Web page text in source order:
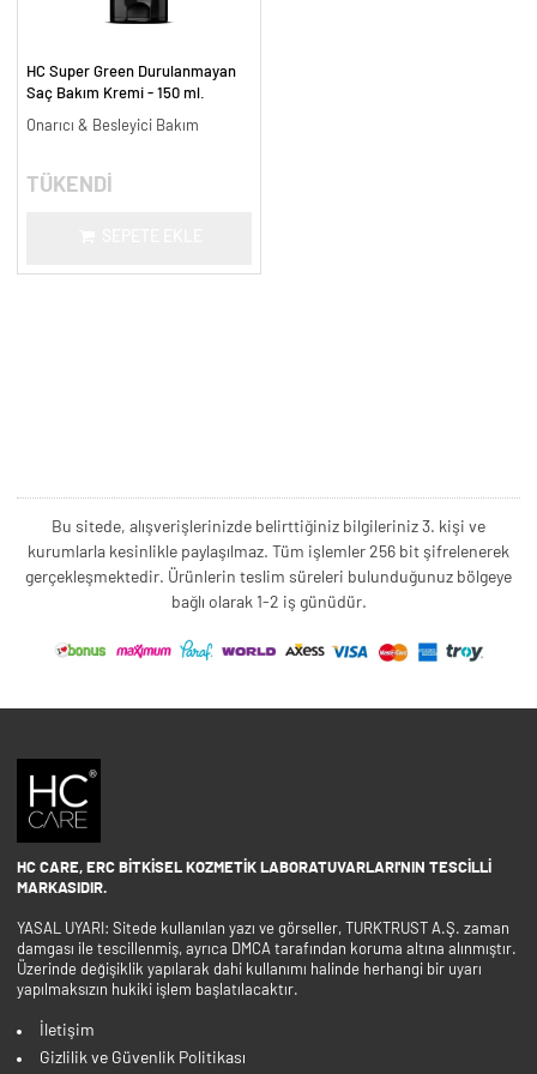
HC Super Green Durulanmayan
Saç Bakım Kremi - 150 ml.
Onarıcı & Besleyici Bakım
TÜKENDİ
Bu sitede, alışverişlerinizde belirttiğiniz bilgileriniz 3. kişi ve
kurumlarla kesinlikle paylaşılmaz. Tüm işlemler 256 bit şifrelenerek
gerçekleşmektedir. Ürünlerin teslim süreleri bulunduğunuz bölgeye
bağlı olarak 1-2 iş günüdür.
HC CARE, ERC BITKISEL KOZMETIK LABORATUVARLARI'NIN TESCILLI
MARKASIDIR.
YASAL UYARI: Sitede kullanılan yazı ve görseller, TURKTRUST A.Ş. zaman
damgası ile tescillenmiş, ayrıca DMCA tarafından koruma altına alınmıştır.
Üzerinde değişiklik yapılarak dahi kullanımı halinde herhangi bir uyarı
yapılmaksızın hukiki işlem başlatılacaktır.
İletişim
Gizlilik ve Güvenlik Politikası